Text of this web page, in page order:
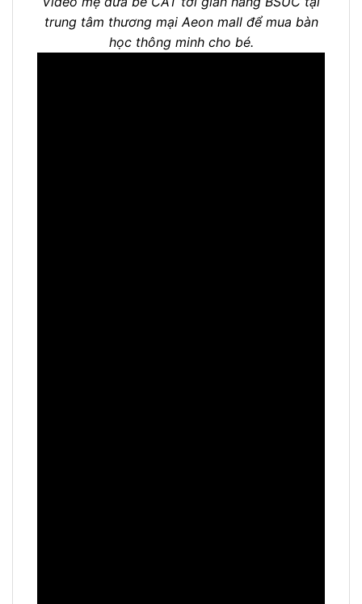
trung tâm thương mại Aeon mall để mua bàn
học thông minh cho bé.